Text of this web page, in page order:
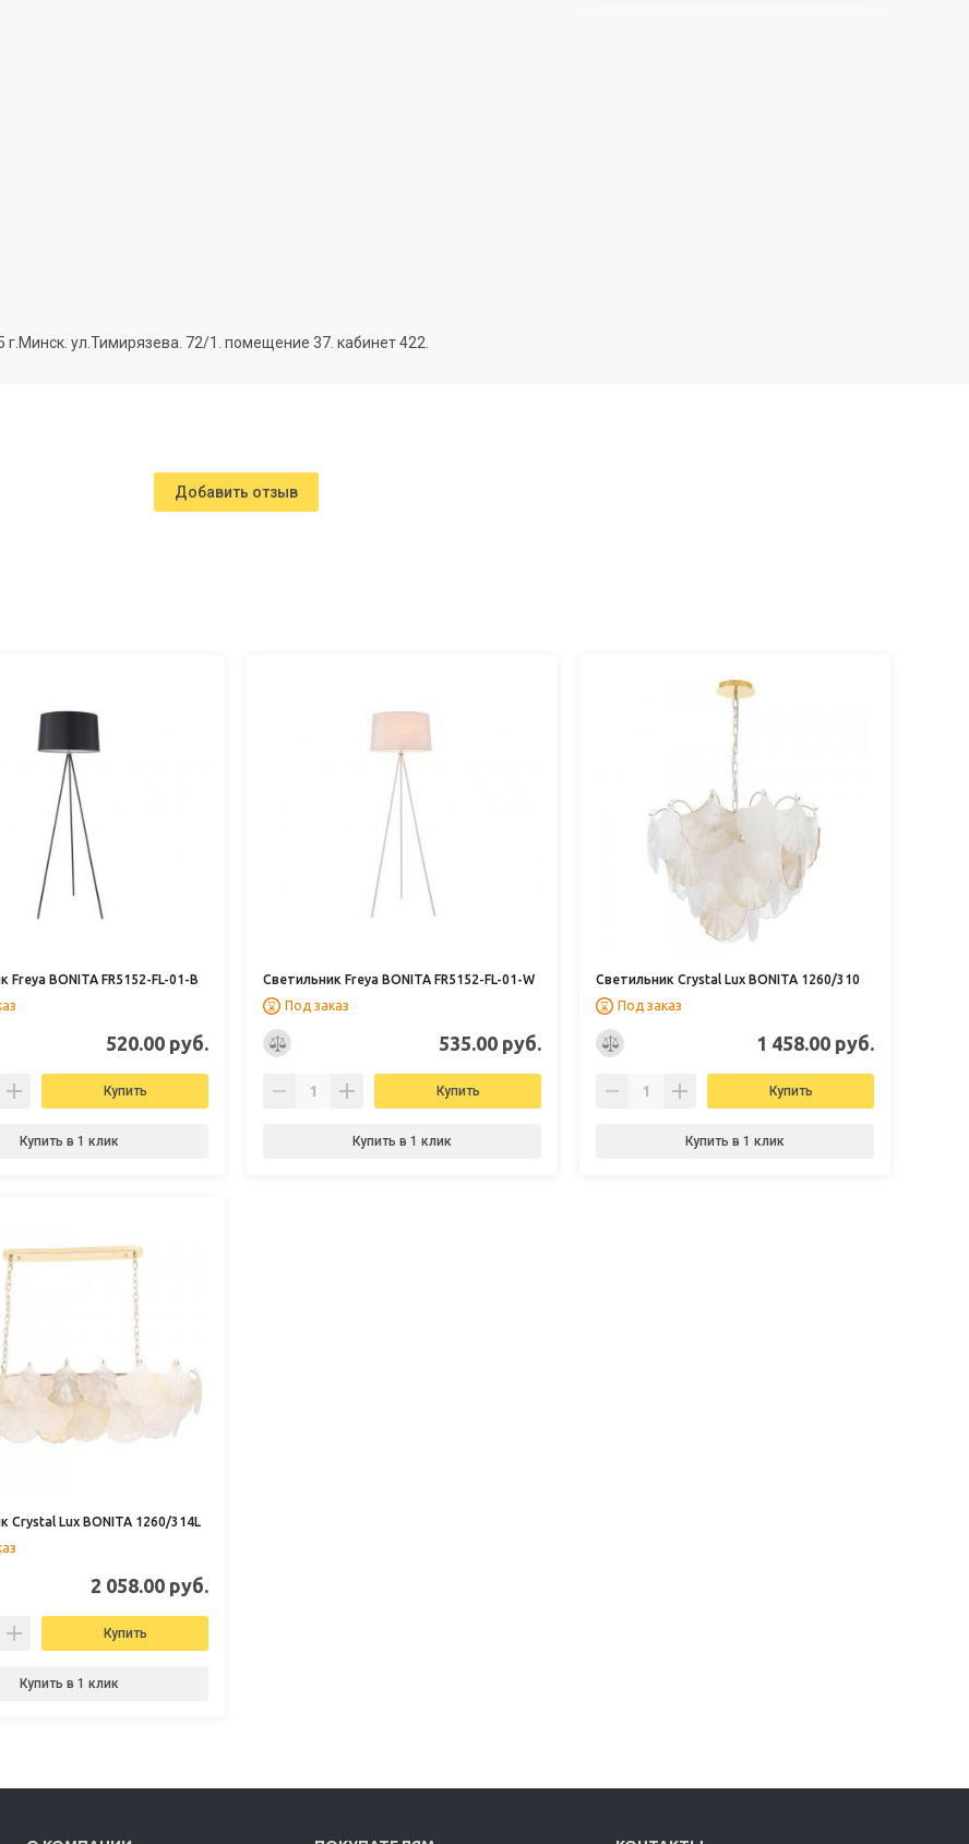
ул.Тимирязева. 72/1. помещение 37. кабинет 422.
Добавить отзыв
Freya BONITA FR5152-FL-01-B
520.00 руб.
Купить
Купить в 1 клик
Светильник Freya BONITA FR5152-FL-01-W
Под заказ
535.00 руб.
Купить
Купить в 1 клик
Светильник Crystal Lux BONITA 1260/310
Под заказ
1 458.00 руб.
Купить
Купить в 1 клик
Crystal Lux BONITA 1260/314L
2 058.00 руб.
Купить
Купить в 1 клик